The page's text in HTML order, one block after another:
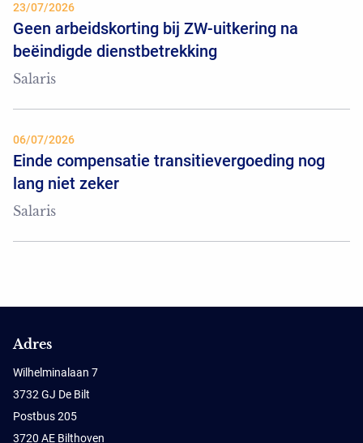
23/07/2026
Geen arbeidskorting bij ZW-uitkering na
beëindigde dienstbetrekking
Salaris
06/07/2026
Einde compensatie transitievergoeding nog
lang niet zeker
Salaris
Adres
Wilhelminalaan 7
3732 GJ De Bilt
Postbus 205
3720 AE Bilthoven